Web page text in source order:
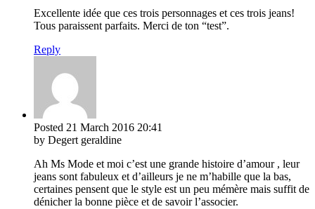
Excellente idée que ces trois personnages et ces trois jeans!
Tous paraissent parfaits. Merci de ton “test”.
Reply
Posted 21 March 2016 20:41
by Degert geraldine
Ah Ms Mode et moi c’est une grande histoire d’amour , leur
jeans sont fabuleux et d’ailleurs je ne m’habille que la bas,
certaines pensent que le style est un peu mémère mais suffit de
dénicher la bonne pièce et de savoir l’associer.